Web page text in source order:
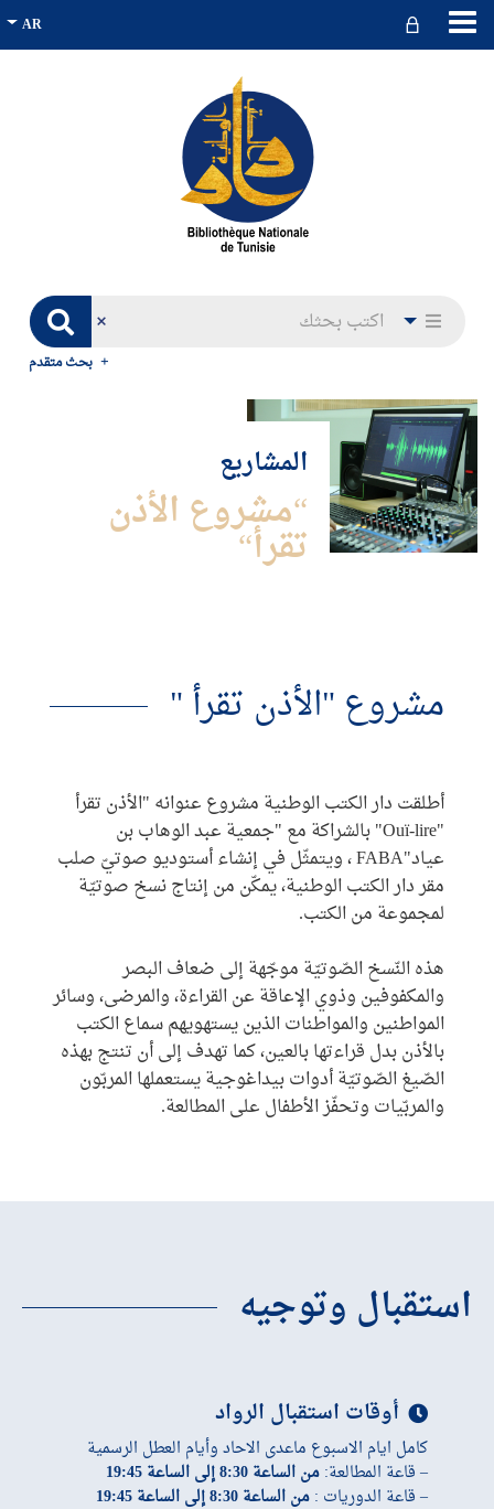
بحث متقدم
المشاريع
“مشروع الأذن
تقرأ“
مشروع "الأذن تقرأ "
أطلقت دار الكتب الوطنية مشروع عنوانه "الأذن تقرأ
"Ouï-lire" بالشراكة مع "جمعية عبد الوهاب بن
عياد"FABA ، ويتمثّل في إنشاء أستوديو صوتيّ صلب
مقر دار الكتب الوطنية، يمكّن من إنتاج نسخ صوتيّة
لمجموعة من الكتب.
هذه النّسخ الصّوتيّة موجّهة إلى ضعاف البصر
والمكفوفين وذوي الإعاقة عن القراءة، والمرضى، وسائر
المواطنين والمواطنات الذين يستهويهم سماع الكتب
بالأذن بدل قراءتها بالعين، كما تهدف إلى أن تنتج بهذه
الصّيغ الصّوتيّة أدوات بيداغوجية يستعملها المربّون
والمربّيات وتحفّز الأطفال على المطالعة.
استقبال وتوجيه
أوقات استقبال الرواد
كامل ايام الاسبوع ماعدى الاحاد وأيام العطل الرسمية
– قاعة المطالعة:من الساعة 8:30 إلى الساعة 19:45
– قاعة الدوريات :من الساعة 8:30 إلى الساعة 19:45